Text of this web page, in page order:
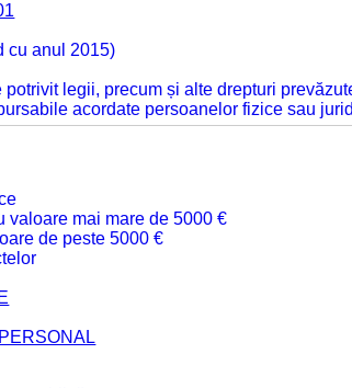
cu anul 2015)
legii, precum și alte drepturi
acordate persoanelor fizice sau
valoare mai mare de 5000 €
de peste 5000 €